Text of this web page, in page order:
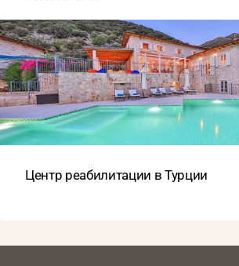
Центр реабилитации в Турции